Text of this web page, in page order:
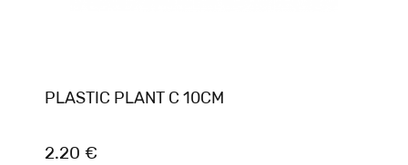
PLASTIC PLANT C 10CM
2.20 €